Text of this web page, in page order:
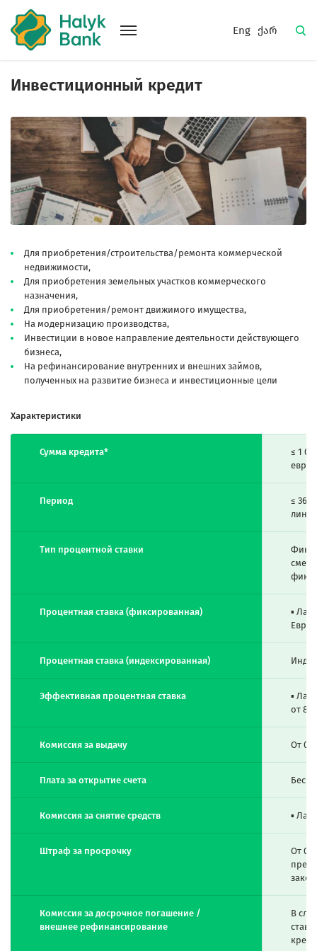
Eng ქარ
Инвестиционный кредит
Для приобретения/строительства/ремонта коммерческой
недвижимости,
Для приобретения земельных участков коммерческого
назначения,
Для приобретения/ремонт движимого имущества,
На модернизацию производства,
Инвестиции в новое направление деятельности действующего
бизнеса,
На рефинансирование внутренних и внешних займов,
полученных на развитие бизнеса и инвестиционные цели
Характеристики
Сумма кредита*
≤ 1
евро)
Период
≤ 36
Тип процентной ставки
Процентная ставка (фиксированная)
▪
Евро
Процентная ставка (индексированная)
Эффективная процентная ставка
▪
от
Комиссия за выдачу От
Плата за открытие счета
Комиссия за снятие средств ▪
Штраф за просрочку
От
Комиссия за досрочное погашение /
внешнее рефинансирование
В